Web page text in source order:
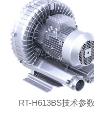
RT-H613BS技术参数